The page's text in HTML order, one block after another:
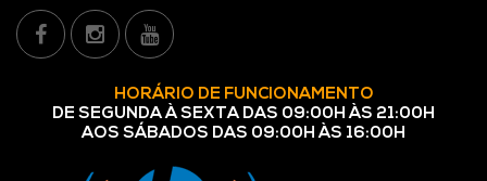
HORÁRIO DE FUNCIONAMENTO
DE SEGUNDA À SEXTA DAS 09:00H ÀS 21:00H
AOS SÁBADOS DAS 09:00H ÀS 16:00H